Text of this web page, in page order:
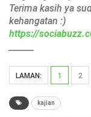
Terima kasih ya
kehangatan :)
https://
LAMAN: 1 2
kajian